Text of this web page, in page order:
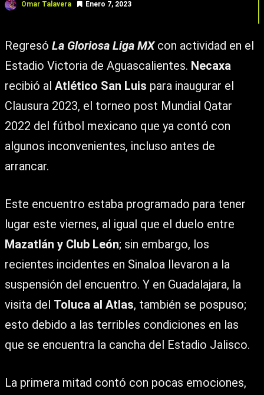
Omar Talavera Enero 7, 2023
Regresó La Gloriosa Liga MXcon actividad en el
Estadio Victoria de Aguascalientes. Necaxa
recibió al Atlético San Luis para inaugurar el
Clausura 2023, el torneo post Mundial Qatar
2022 del fútbol mexicano que ya contó con
algunos inconvenientes, incluso antes de
arrancar.
Este encuentro estaba programado para tener
lugar este viernes, al igual que el duelo entre
Mazatlán y Club León; sin embargo, los
recientes incidentes en Sinaloa llevaron a la
suspensión del encuentro. Y en Guadalajara, la
visita del Toluca al Atlas, también se pospuso;
esto debido a las terribles condiciones en las
que se encuentra la cancha del Estadio Jalisco.
La primera mitad contó con pocas emociones,